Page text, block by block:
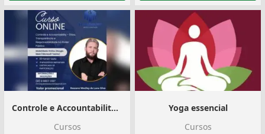
Controle e Accountability – Ética, Transparência e Responsabilidade no Poder Público.
Cursos
Yoga essencial
Cursos